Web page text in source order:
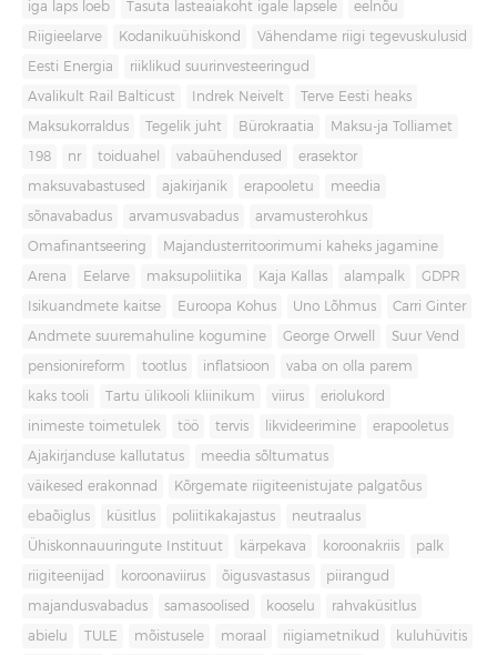
iga laps loeb Tasuta lasteaiakoht igale lapsele eelnõu
Riigieelarve Kodanikuühiskond Vähendame riigi tegevuskulusid
Eesti Energia riiklikud suurinvesteeringud
Avalikult Rail Balticust Indrek Neivelt Terve Eesti heaks
Maksukorraldus Tegelik juht Bürokraatia Maksu-ja Tolliamet
198 nr toiduahel vabaühendused erasektor
maksuvabastused ajakirjanik erapooletu meedia
sõnavabadus arvamusvabadus arvamusterohkus
Omafinantseering Majandusterritoorimumi kaheks jagamine
Arena Eelarve maksupoliitika Kaja Kallas alampalk GDPR
Isikuandmete kaitse Euroopa Kohus Uno Lõhmus Carri Ginter
Andmete suuremahuline kogumine George Orwell Suur Vend
pensionireform tootlus inflatsioon vaba on olla parem
kaks tooli Tartu ülikooli kliinikum viirus eriolukord
inimeste toimetulek töö tervis likvideerimine erapooletus
Ajakirjanduse kallutatus meedia sõltumatus
väikesed erakonnad Kõrgemate riigiteenistujate palgatõus
ebaõiglus küsitlus poliitikakajastus neutraalus
Ühiskonnauuringute Instituut kärpekava koroonakriis palk
riigiteenijad koroonaviirus õigusvastasus piirangud
majandusvabadus samasoolised kooselu rahvaküsitlus
abielu TULE mõistusele moraal riigiametnikud kuluhüvitis